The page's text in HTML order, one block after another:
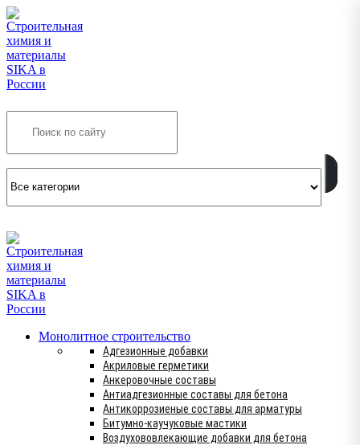
Монолитное строительство
Адгезионные добавки
Акриловые герметики
Анкеровочные составы
Антиадгезионные составы для бетона
Антикоррозиеные составы для арматуры
Битумно-каучуковые мастики
Воздухововлекающие добавки для бетона